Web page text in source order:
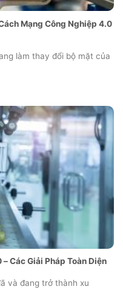
Mạng Công Nghiệp 4.0
làm thay đổi bộ mặt của
Các Giải Pháp Toàn Diện
và đang trở thành xu